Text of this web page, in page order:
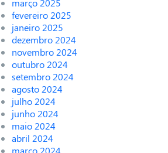
março 2025
fevereiro 2025
janeiro 2025
dezembro 2024
novembro 2024
outubro 2024
setembro 2024
agosto 2024
julho 2024
junho 2024
maio 2024
abril 2024
março 2024